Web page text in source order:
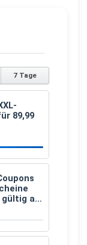
7 Tage
89,99
gültig ab